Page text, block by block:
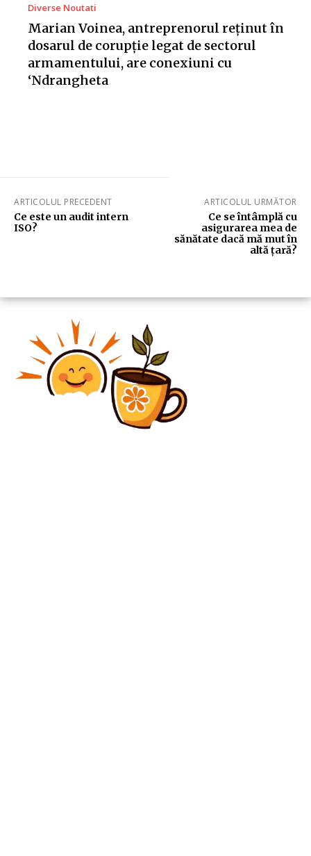
Diverse Noutati
Marian Voinea, antreprenorul reținut în
dosarul de corupție legat de sectorul
armamentului, are conexiuni cu
‘Ndrangheta
ARTICOLUL PRECEDENT
Ce este un audit intern
ISO?
ARTICOLUL URMĂTOR
Ce se întâmplă cu
asigurarea mea de
sănătate dacă mă mut în
altă țară?